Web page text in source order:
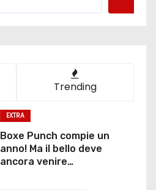
Trending
EXTRA
Boxe Punch compie un
anno! Ma il bello deve
ancora venire…